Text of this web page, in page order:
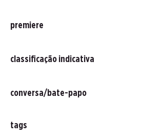
premiere
classificação indicativa
conversa/bate-papo
tags